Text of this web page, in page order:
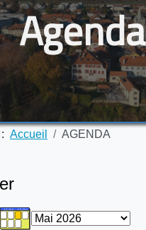
Agenda
Accueil AGENDA